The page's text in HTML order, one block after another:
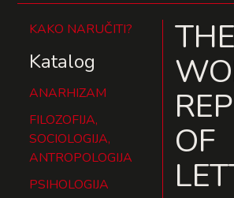
KAKO NARUČITI?
Katalog
ANARHIZAM
FILOZOFIJA,
SOCIOLOGIJA,
ANTROPOLOGIJA
PSIHOLOGIJA
THE
OF